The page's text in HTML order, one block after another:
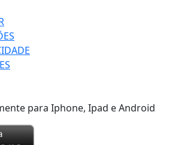
para Iphone, Ipad e Android